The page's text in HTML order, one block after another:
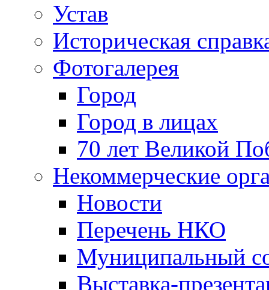
Устав
Историческая
Фотогалерея
Город
Город в лицах
70 лет Великой
Некоммерческие
Новости
Перечень НКО
Муниципальный
Выставка-